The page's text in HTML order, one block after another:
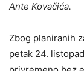
Ante Kovačića.
Zbog planiranih
petak 24.